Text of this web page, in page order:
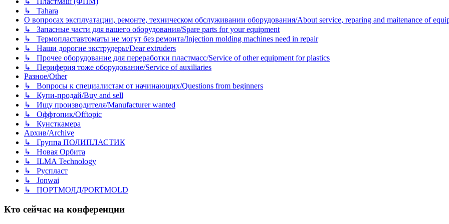
↳ Tahara
О вопросах эксплуатации, ремонте, техническом обслуживании оборудования/About service, reparing and maitenance of
↳ Запасные части для вашего оборудования/Spare parts for your equipment
↳ Термопластавтоматы не могут без ремонта/Injection molding machines need in repair
↳ Наши дорогие экструдеры/Dear extruders
↳ Прочее оборудование для переработки пластмасс/Service of other equipment for plastics
↳ Периферия тоже оборудование/Service of auxiliaries
Разное/Other
↳ Вопросы к специалистам от начинающих/Questions from beginners
↳ Купи-продай/Buy and sell
↳ Ищу производителя/Manufacturer wanted
↳ Оффтопик/Offtopic
↳ Кунсткамера
Архив/Archive
↳ Группа ПОЛИПЛАСТИК
↳ Новая Орбита
↳ ILMA Technology
↳ Руспласт
↳ Jonwai
↳ ПОРТМОЛД/PORTMOLD
Кто сейчас на конференции